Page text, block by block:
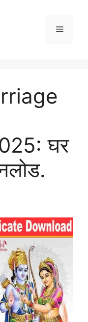
Menu
घर